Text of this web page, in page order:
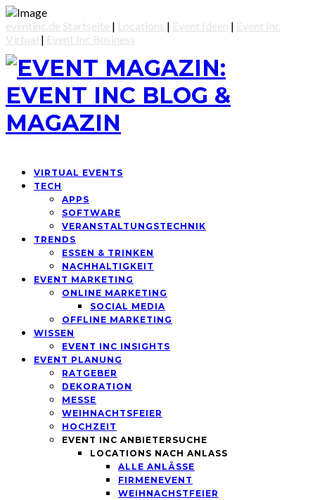
eventinc.de Startseite | Locations | Event Ideen | Event Inc
Virtual | Event Inc Business
VIRTUAL EVENTS
TECH
APPS
SOFTWARE
VERANSTALTUNGSTECHNIK
TRENDS
ESSEN & TRINKEN
NACHHALTIGKEIT
EVENT MARKETING
ONLINE MARKETING
SOCIAL MEDIA
OFFLINE MARKETING
WISSEN
EVENT INC INSIGHTS
EVENT PLANUNG
RATGEBER
DEKORATION
MESSE
WEIHNACHTSFEIER
HOCHZEIT
EVENT INC ANBIETERSUCHE
LOCATIONS NACH ANLASS
ALLE ANLÄSSE
FIRMENEVENT
WEIHNACHSTFEIER